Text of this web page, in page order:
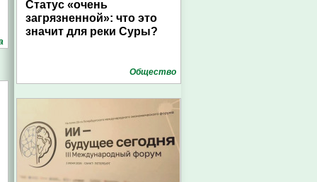
Статус «очень
загрязненной»: что это
значит для реки Суры?
Общество